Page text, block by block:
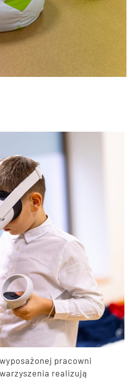
pracowni
realizują